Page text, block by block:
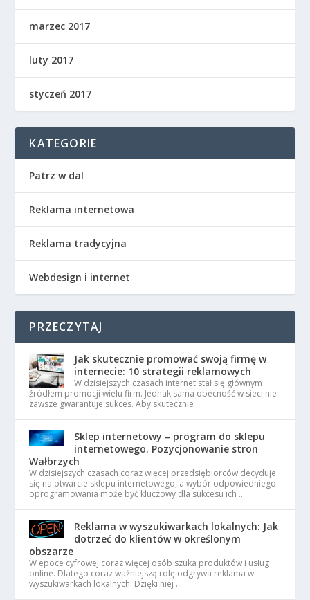
marzec 2017
luty 2017
styczeń 2017
KATEGORIE
Patrz w dal
Reklama internetowa
Reklama tradycyjna
Webdesign i internet
PRZECZYTAJ
Jak skutecznie promować swoją firmę w
internecie: 10 strategii reklamowych
W dzisiejszych czasach internet stał się głównym
źródłem promocji wielu firm. Jednak sama obecność w sieci nie
zawsze gwarantuje sukces. Aby skutecznie …
Sklep internetowy – program do sklepu
internetowego. Pozycjonowanie stron
Wałbrzych
W dzisiejszych czasach coraz więcej przedsiębiorców decyduje
się na otwarcie sklepu internetowego, a wybór odpowiedniego
oprogramowania może być kluczowy dla sukcesu ich …
Reklama w wyszukiwarkach lokalnych: Jak
dotrzeć do klientów w określonym
obszarze
W epoce cyfrowej coraz więcej osób szuka produktów i usług
online. Dlatego coraz ważniejszą rolę odgrywa reklama w
wyszukiwarkach lokalnych. Dzięki niej …